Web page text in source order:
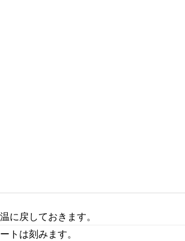
に戻しておきます。
トは刻みます。